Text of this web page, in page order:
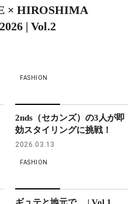
× HIROSHIMA
| Vol.2
FASHION
2nds（セカンズ）の3人が即
効スタイリングに挑戦！
2026.03.13
FASHION